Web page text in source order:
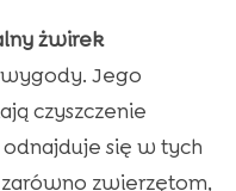
żwirek
Jego
czyszczenie
się w tych
zwierzętom,